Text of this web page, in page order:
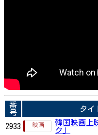
番
号
タイ
2933
韓国映画上
ク」